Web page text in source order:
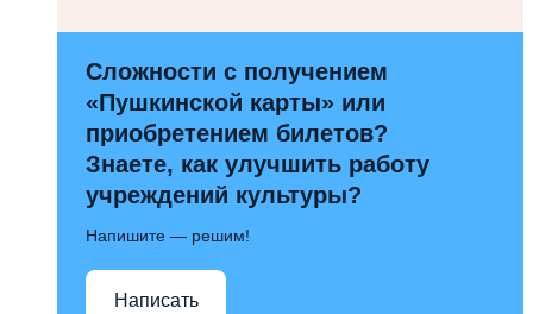
Сложности с получением
«Пушкинской карты» или
приобретением билетов?
Знаете, как улучшить работу
учреждений культуры?
Напишите — решим!
Написать